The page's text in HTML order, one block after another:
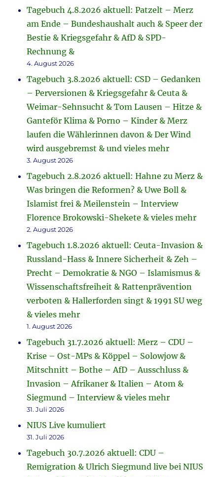
Tagebuch 4.8.2026 aktuell: Patzelt – Merz
am Ende – Bundeshaushalt auch & Speer der
Bestie & Kriegsgefahr & AfD & SPD-
Rechnung &
4. August 2026
Tagebuch 3.8.2026 aktuell: CSD – Gedanken
– Perversionen & Kriegsgefahr & Ceuta &
Weimar-Sehnsucht & Tom Lausen – Hitze &
Ganteför Klima & Porno – Kinder & Merz
laufen die Wählerinnen davon & Der Wind
wird ausgebremst & und vieles mehr
3. August 2026
Tagebuch 2.8.2026 aktuell: Hahne zu Merz &
Was bringen die Reformen? & Uwe Boll &
Islamist frei & Meilenstein – Interview
Florence Brokowski-Shekete & vieles mehr
2. August 2026
Tagebuch 1.8.2026 aktuell: Ceuta-Invasion &
Russland-Hass & Innere Sicherheit & Zeh –
Precht – Demokratie & NGO – Islamismus &
Wissenschaftsfreiheit & Rattenprävention
verboten & Hallerforden singt & 1991 SU weg
& vieles mehr
1. August 2026
Tagebuch 31.7.2026 aktuell: Merz – CDU –
Krise – Ost-MPs & Köppel – Solowjow &
Mitschnitt – Bothe – AfD – Ausschluss &
Invasion – Afrikaner & Italien – Atom &
Siegmund – Interview & vieles mehr
31. Juli 2026
NIUS Live kumuliert
31. Juli 2026
Tagebuch 30.7.2026 aktuell: CDU –
Remigration & Ulrich Siegmund live bei NIUS